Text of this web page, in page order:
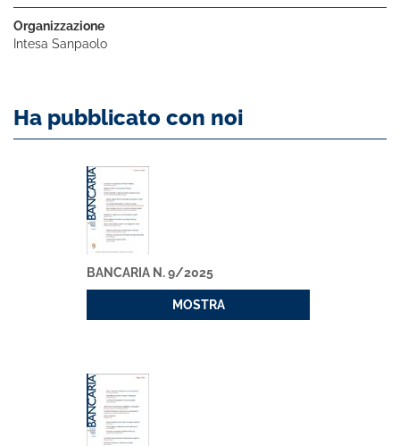
Organizzazione
Intesa Sanpaolo
Ha pubblicato con noi
BANCARIA N. 9/2025
MOSTRA